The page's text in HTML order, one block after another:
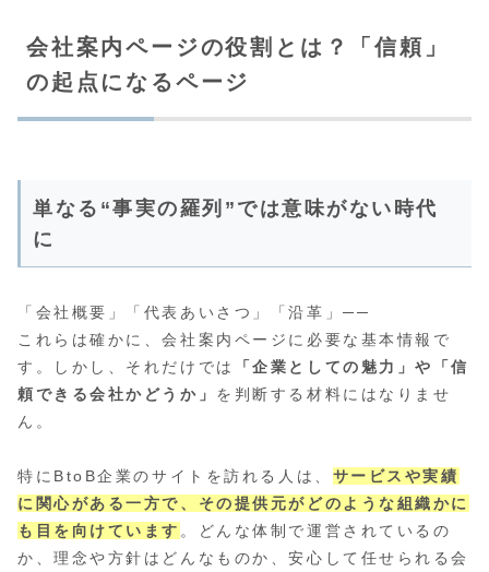
会社案内ページの役割とは？「信頼」
の起点になるページ
単なる“事実の羅列”では意味がない時代
に
「会社概要」「代表あいさつ」「沿革」──
これらは確かに、会社案内ページに必要な基本情報で
す。しかし、それだけでは
「企業としての魅力」や「信
頼できる会社かどうか」 を判断する材料にはなりませ
ん。
特にBtoB企業のサイトを訪れる人は、 サービスや実績
に関心がある一方で、その提供元がどのような組織かに
も目を向けています 。どんな体制で運営されているの
か、理念や方針はどんなものか、安心して任せられる会